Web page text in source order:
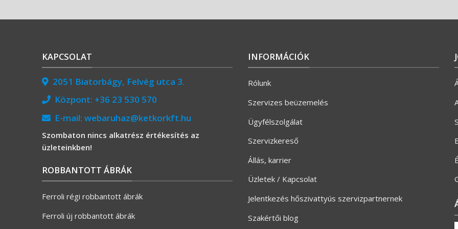
KAPCSOLAT
2051 Biatorbágy, Felvég utca 3.
Központ: +36 23 530 570
E-mail: webaruhaz@ketkorkft.hu
Szombaton nincs alkatrész értékesítés az
üzleteinkben!
ROBBANTOTT ÁBRÁK
Ferroli régi robbantott ábrák
Ferroli új robbantott ábrák
INFORMÁCIÓK
Rólunk
Szervizes beüzemelés
Ügyfélszolgálat
Szervizkereső
Állás, karrier
Üzletek / Kapcsolat
Jelentkezés hőszivattyús szervizpartnernek
Szakértői blog